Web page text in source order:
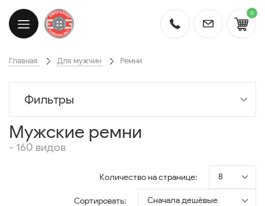
0
Главная Для мужчин Ремни
Фильтры
Мужские ремни
- 160 видов
Количество на странице: 8
Сортировать: Сначала дешёвые